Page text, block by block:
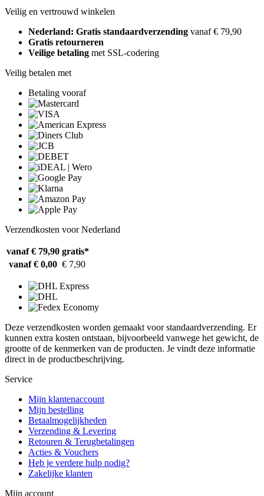
Veilig en vertrouwd winkelen
Nederland: Gratis standaardverzending vanaf € 79,90
Gratis retourneren
Veilige betaling met SSL-codering
Veilig betalen met
Betaling vooraf
Verzendkosten voor Nederland
vanaf € 79,90 gratis*
vanaf € 0,00 € 7,90
Deze verzendkosten worden gemaakt voor standaardverzending. Er
kunnen extra kosten ontstaan, bijvoorbeeld vanwege het gewicht, de
grootte of de kenmerken van de producten. Je vindt deze informatie
direct in de productbeschrijving.
Service
Mijn klantenaccount
Mijn bestelling
Betaalmogelijkheden
Verzending & Levering
Retouren & Terugbetalingen
Acties & Vouchers
Heb je verdere hulp nodig?
Zakelijke klanten
Mijn account